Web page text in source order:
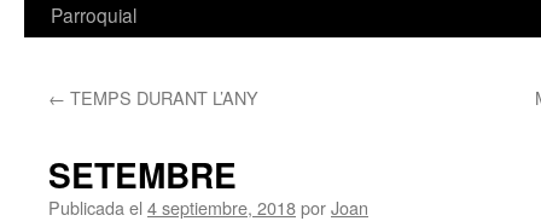
Parroquial
← TEMPS DURANT L’ANY
SETEMBRE
Publicada el 4 septiembre, 2018porJoan